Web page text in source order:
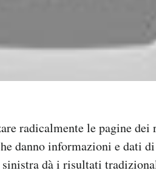
radicalmente le pagine
danno informazioni e dati
dà i risultati